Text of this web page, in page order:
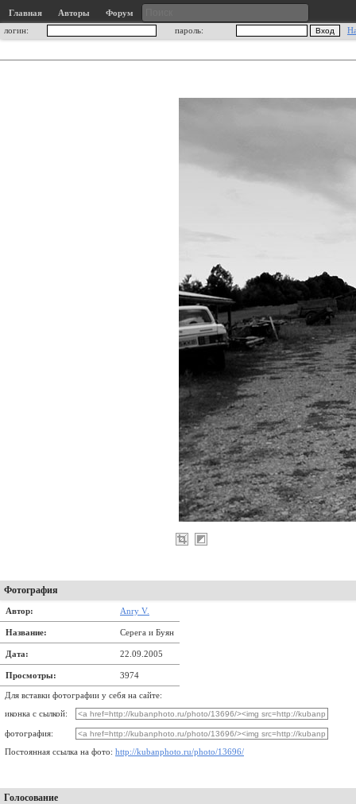
Главная Авторы
Форум
логин:
пароль:
Фотография
Автор: Anry V.
Название: Серега и Буян
Дата: 22.09.2005
Просмотры: 3974
Для вставки фотографии у себя на сайте:
иконка с сылкой:
фотография:
Постоянная ссылка на фото: http://kubanphoto.ru/photo/13696/
Голосование